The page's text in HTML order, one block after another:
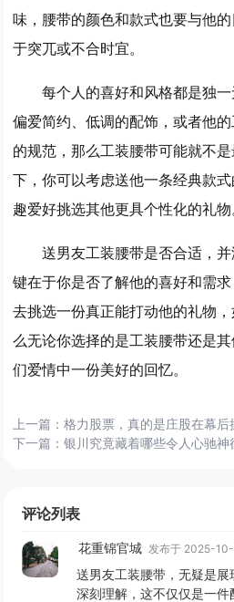
味，腰带的颜色和款式也要与他
于突兀或不合时宜。
每个人的喜好和风格都是独
偏爱简约、低调的配饰，或者他
的规范，那么工装腰带可能就不
下，你可以考虑送他一条经典款
趣爱好挑选其他更具个性化的礼物
送男友工装腰带是否合适，
键在于你是否了解他的喜好和需
去挑选一份真正能打动他的礼物
么无论你选择的是工装腰带还是
们爱情中一份美好的回忆。
上一篇：格力股票，真的是庄股在幕后
下一篇：银川究竟藏着哪些令人心驰神
评论列表
花重锦官城 发布于 2025-
送男友工装腰带，无疑是
深刻理解，这不仅仅是一